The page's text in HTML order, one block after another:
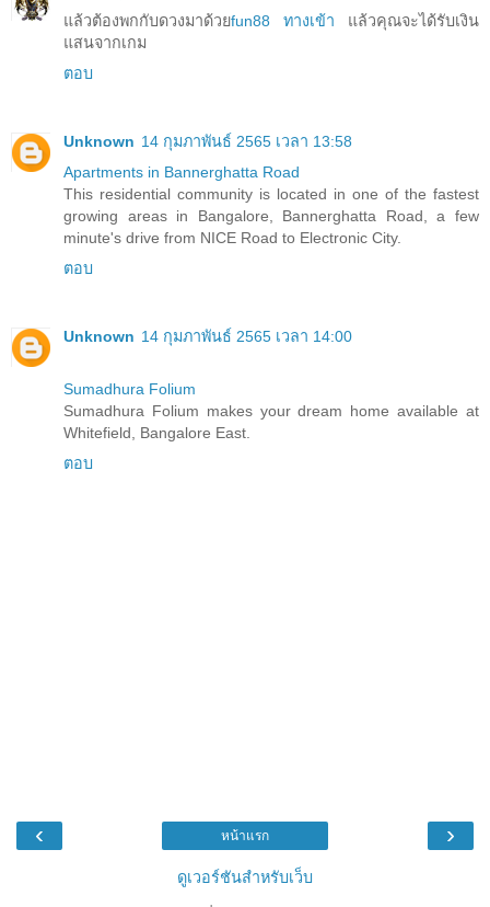
แล้วต้องพกกับดวงมาด้วยfun88 ทางเข้า แล้วคุณจะได้รับเงิน
แสนจากเกม
ตอบ
Unknown 14 กุมภาพันธ์ 2565 เวลา 13:58
Apartments in Bannerghatta Road
This residential community is located in one of the fastest
growing areas in Bangalore, Bannerghatta Road, a few
minute's drive from NICE Road to Electronic City.
ตอบ
Unknown 14 กุมภาพันธ์ 2565 เวลา 14:00
Sumadhura Folium
Sumadhura Folium makes your dream home available at
Whitefield, Bangalore East.
ตอบ
‹ ›
หน้าแรก
ดูเวอร์ชันสำหรับเว็บ